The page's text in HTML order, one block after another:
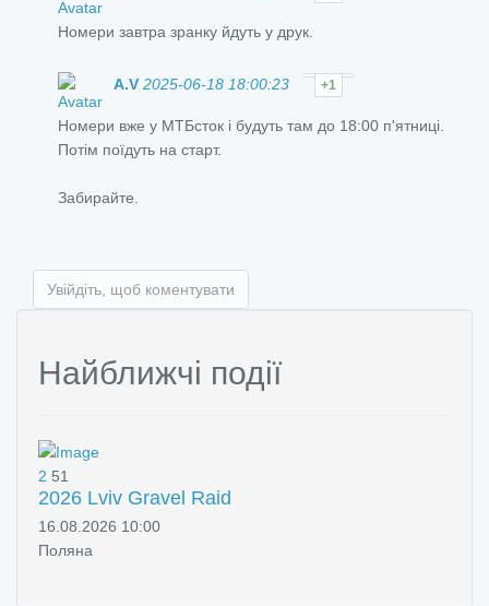
Номери завтра зранку йдуть у друк.
A.V 2025-06-18 18:00:23 +1
Номери вже у МТБсток і будуть там до 18:00 п'ятниці.
Потім поїдуть на старт.
Забирайте.
Увійдіть, щоб коментувати
Найближчі події
2 51
2026 Lviv Gravel Raid
16.08.2026 10:00
Поляна